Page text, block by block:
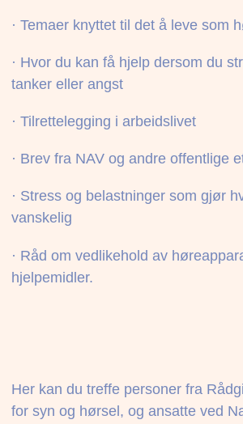
· Temaer knyttet til det å leve som
· Hvor du kan få hjelp dersom du
tanker eller angst
· Tilrettelegging i arbeidslivet
· Brev fra NAV og andre offentlige
· Stress og belastninger som gjør
vanskelig
· Råd om vedlikehold av
hjelpemidler.
Her kan du treffe personer fra
for syn og hørsel, og ansatte ved